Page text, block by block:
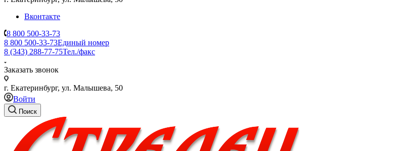
Вконтакте
8 800 500-33-73
8 800 500-33-73Единый номер
8 (343) 288-77-75Тел./факс
Заказать звонок
г. Екатеринбург, ул. Малышева, 50
Войти
Поиск